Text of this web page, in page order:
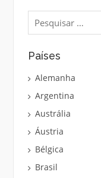
Pesquisar
por:
Países
Alemanha
Argentina
Austrália
Áustria
Bélgica
Brasil